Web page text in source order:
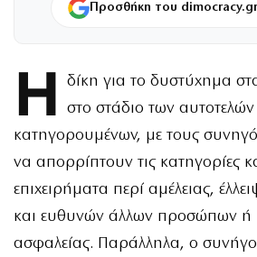
Προσθήκη του
Η
δίκη για το δυστύχημα
στο στάδιο των
κατηγορουμένων, με τους
να απορρίπτουν τις κατηγορίες
επιχειρήματα περί αμέλειας,
και ευθυνών άλλων προσώπων ή
ασφαλείας. Παράλληλα, ο